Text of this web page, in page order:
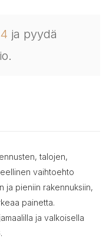
ja pyydä
talojen,
vaihtoehto
ja pieniin rakennuksiin,
painetta.
ja valkoisella